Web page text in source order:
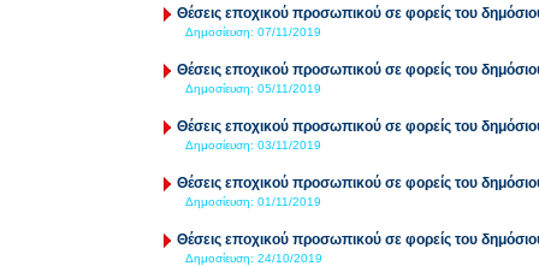
Θέσεις εποχικού προσωπικού σε φορείς του
Δημοσίευση: 07/11/2019
Θέσεις εποχικού προσωπικού σε φορείς του
Δημοσίευση: 05/11/2019
Θέσεις εποχικού προσωπικού σε φορείς του
Δημοσίευση: 03/11/2019
Θέσεις εποχικού προσωπικού σε φορείς του
Δημοσίευση: 01/11/2019
Θέσεις εποχικού προσωπικού σε φορείς του
Δημοσίευση: 24/10/2019